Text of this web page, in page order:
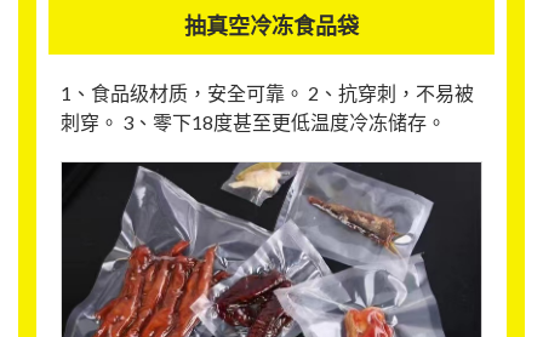
抽真空冷冻食品袋
1、食品级材质，安全可靠。 2、抗穿刺，不易被
刺穿。 3、零下18度甚至更低温度冷冻储存。